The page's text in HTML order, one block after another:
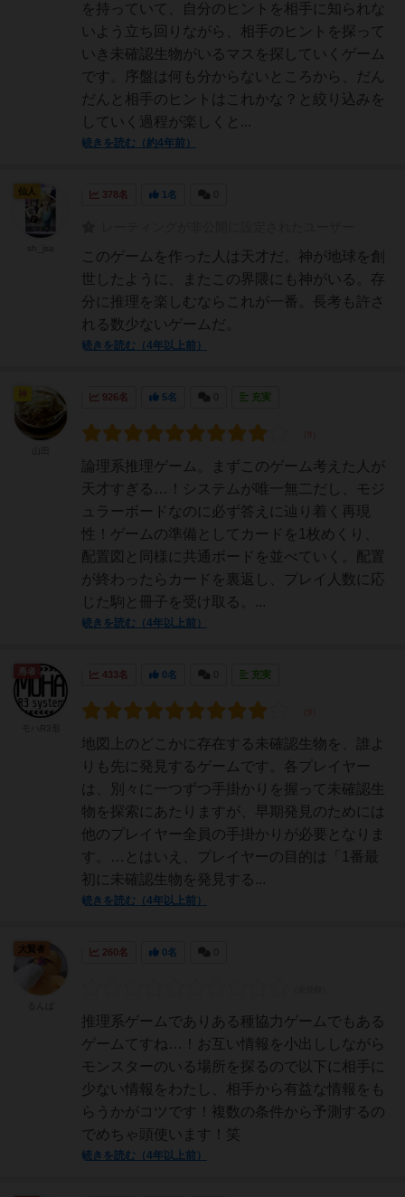
を持っていて、自分のヒントを相手に知られな
いよう立ち回りながら、相手のヒントを探って
いき未確認生物がいるマスを探していくゲーム
です。序盤は何も分からないところから、だん
だんと相手のヒントはこれかな？と絞り込みを
していく過程が楽しくと...
続きを読む（約4年前）
378名 1名
このゲームを作った人は天才だ。神が地球を創
世したように、またこの界隈にも神がいる。存
分に推理を楽しむならこれが一番。長考も許さ
れる数少ないゲームだ。
続きを読む（4年以上前）
仙人
926名 5名 充実
論理系推理ゲーム。まずこのゲーム考えた人が
天才すぎる…！システムが唯一無二だし、モジ
ュラーボードなのに必ず答えに辿り着く再現
性！ゲームの準備としてカードを1枚めくり、
配置図と同様に共通ボードを並べていく。配置
が終わったらカードを裏返し、プレイ人数に応
じた駒と冊子を受け取る。...
続きを読む（4年以上前）
433名 0名 充実
地図上のどこかに存在する未確認生物を、誰よ
りも先に発見するゲームです。各プレイヤー
は、別々に一つずつ手掛かりを握って未確認生
物を探索にあたりますが、早期発見のためには
他のプレイヤー全員の手掛かりが必要となりま
す。…とはいえ、プレイヤーの目的は「1番最
初に未確認生物を発見する...
続きを読む（4年以上前）
勇者
260名 0名
推理系ゲームでありある種協力ゲームでもある
ゲームてすね…！お互い情報を小出ししながら
モンスターのいる場所を探るので以下に相手に
少ない情報をわたし、相手から有益な情報をも
らうかがコツです！複数の条件から予測するの
でめちゃ頭使います！笑
続きを読む（4年以上前）
大賢者